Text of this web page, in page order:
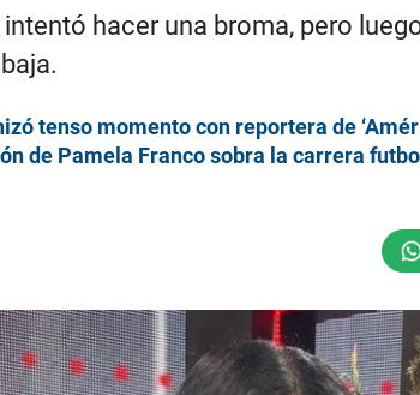
hacer una broma, pero
tenso momento con reportera de
de Pamela Franco sobra la carrera